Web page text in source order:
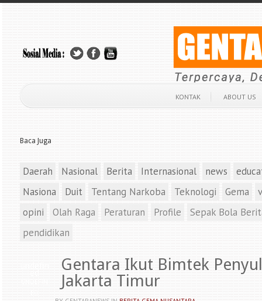
KONTAK ABOUT US
Baca Juga
Daerah Nasional Berita Internasional news
Nasiona
Duit Tentang Narkoba Teknologi Gema
opini
Olah Raga Peraturan Profile
Sepak Bola
pendidikan
undefin
ed
UNDEFIN
ED
Gentara Ikut Bimtek
Jakarta Timur